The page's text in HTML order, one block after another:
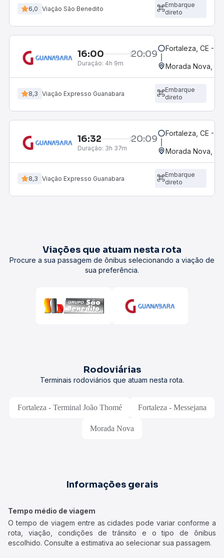
6,0 Viação São Benedito
Embarque
direto
16:00 20:09
Duração: 4h 9m
Fortaleza, CE -
Morada Nova, CE
8,3 Viação Expresso Guanabara
Embarque
direto
16:32 20:09
Duração: 3h 37m
Fortaleza, CE -
Morada Nova, CE
8,3 Viação Expresso Guanabara
Embarque
direto
Viações que atuam nesta rota
Procure a sua passagem de ônibus selecionando a viação de
sua preferência.
Rodoviárias
Terminais rodoviários que atuam nesta rota.
Fortaleza - Terminal João Thomé Fortaleza - Messejana
Morada Nova
Informações gerais
Tempo médio de viagem
O tempo de viagem entre as cidades pode variar conforme a
rota, viação, condições de trânsito e o tipo de ônibus
escolhido. Consulte a estimativa ao selecionar sua passagem.